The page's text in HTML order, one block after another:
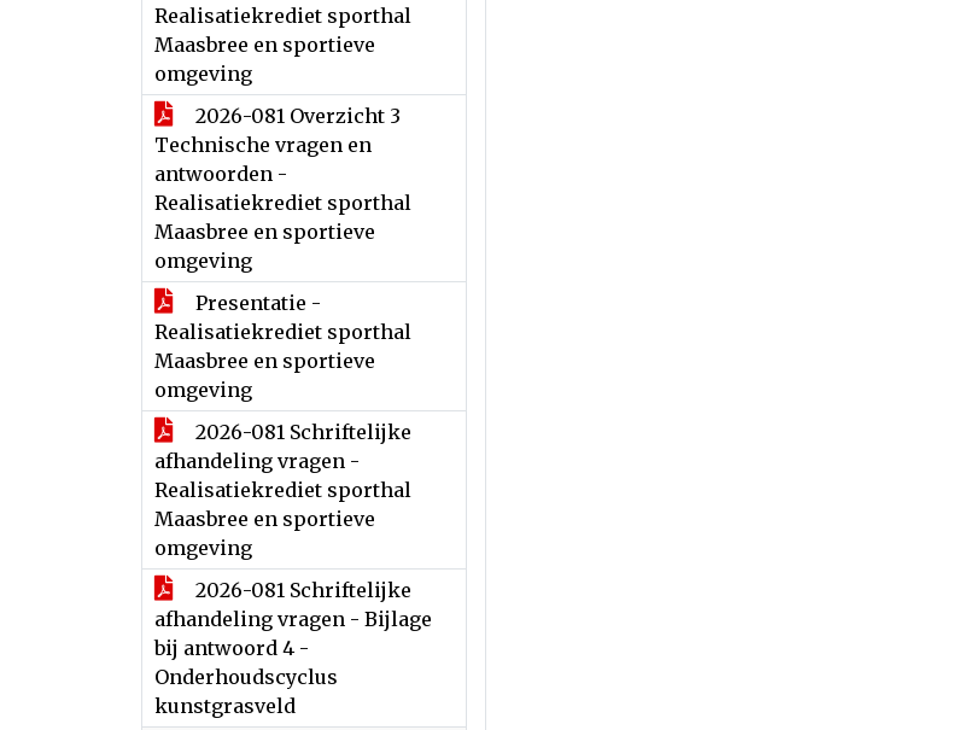
Realisatiekrediet sporthal
Maasbree en sportieve
omgeving
2026-081 Overzicht 3
Technische vragen en
antwoorden -
Realisatiekrediet sporthal
Maasbree en sportieve
omgeving
Presentatie -
Realisatiekrediet sporthal
Maasbree en sportieve
omgeving
2026-081 Schriftelijke
afhandeling vragen -
Realisatiekrediet sporthal
Maasbree en sportieve
omgeving
2026-081 Schriftelijke
afhandeling vragen - Bijlage
bij antwoord 4 -
Onderhoudscyclus
kunstgrasveld